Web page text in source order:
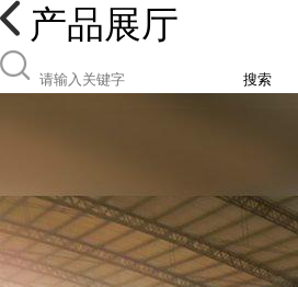
产品展厅
搜索